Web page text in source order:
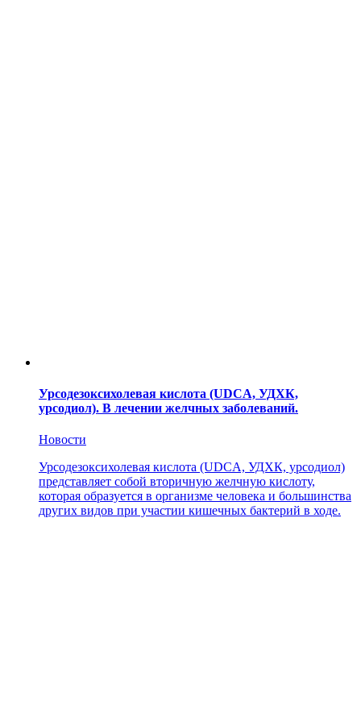
Урсодезоксихолевая кислота (UDCA, УДХК,
урсодиол). В лечении желчных заболеваний.
Новости
Урсодезоксихолевая кислота (UDCA, УДХК, урсодиол)
представляет собой вторичную желчную кислоту,
которая образуется в организме человека и большинства
других видов при участии кишечных бактерий в ходе.